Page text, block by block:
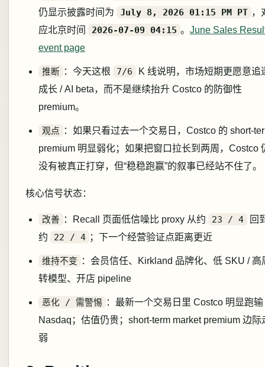
仍显示披露时间为
July 8, 2026 01:15 PM PT ，
应北京时间
2026-07-09 04:15 。 June Sales
event page
推断 ：今天这根 7/6
K 线说明，市场短期更愿意追
成长 / AI beta，而不是继续抬升 Costco 的防御性
premium。
观点 ：如果只看过去一个交易日，Costco 的 short-
premium 明显弱化；如果把窗口拉长到两周，Costco
没有被真正打穿，但“稳稳跑赢”的叙事已经站不住了。
核心信号状态：
改善 ：Recall 页面低信噪比 proxy 从约 23 / 4
回
约
22 / 4 ；下一个经营验证点距离更近
维持不变 ：会员信任、Kirkland 品牌化、低 SKU / 高
转模型、开店 pipeline
恶化 / 需警惕 ：最新一个交易日里 Costco 明显跑输
Nasdaq；估值仍贵；short-term market premium 边际
弱